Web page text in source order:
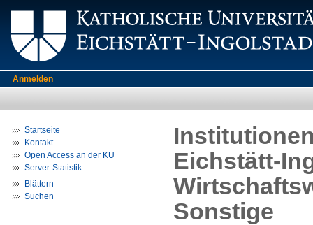
Anmelden
Startseite
Kontakt
Open Access an der KU
Server-Statistik
Blättern
Suchen
Eichstätt-
Sonstige